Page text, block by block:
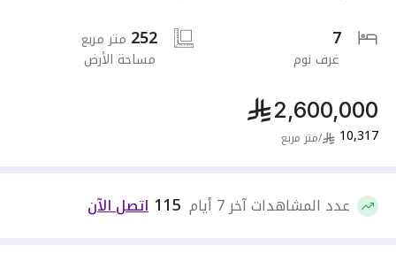
7
غرف نوم
252 متر مربع
مساحة الأرض
2,600,000
10,317
/متر مربع
عدد المشاهدات آخر 7 أيام 115 اتصل الآن